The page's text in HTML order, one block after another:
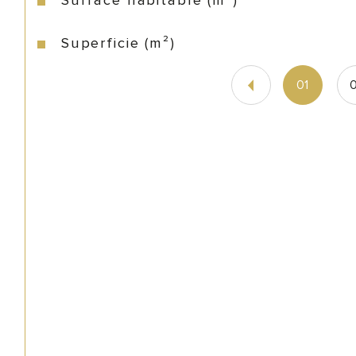
Superficie (m²)
01